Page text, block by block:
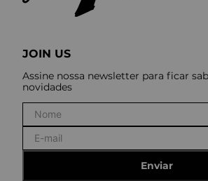
JOIN US
Assine nossa newsletter para ficar
novidades
Enviar